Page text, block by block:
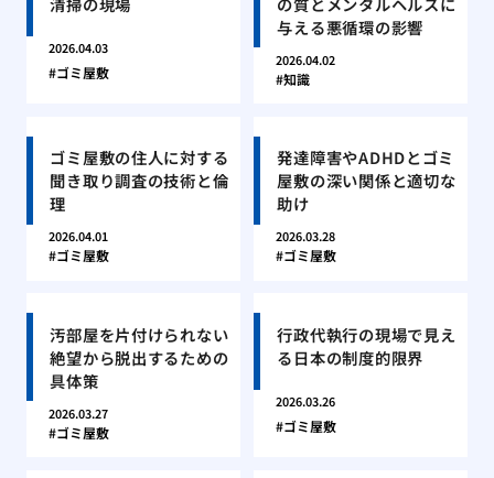
2026.04.03
ゴミ屋敷
与える悪循環の影響
2026.04.02
知識
ゴミ屋敷の住人に対する
聞き取り調査の技術と倫
理
2026.04.01
ゴミ屋敷
発達障害やADHDとゴミ
屋敷の深い関係と適切な
助け
2026.03.28
ゴミ屋敷
汚部屋を片付けられない
絶望から脱出するための
具体策
2026.03.27
ゴミ屋敷
行政代執行の現場で見え
る日本の制度的限界
2026.03.26
ゴミ屋敷